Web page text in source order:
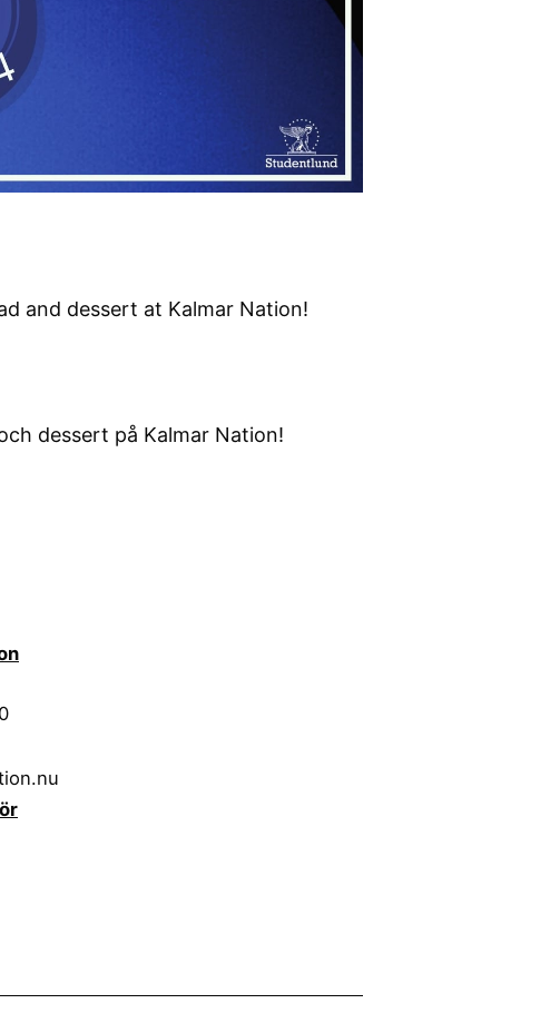
and dessert at Kalmar Nation!
dessert på Kalmar Nation!